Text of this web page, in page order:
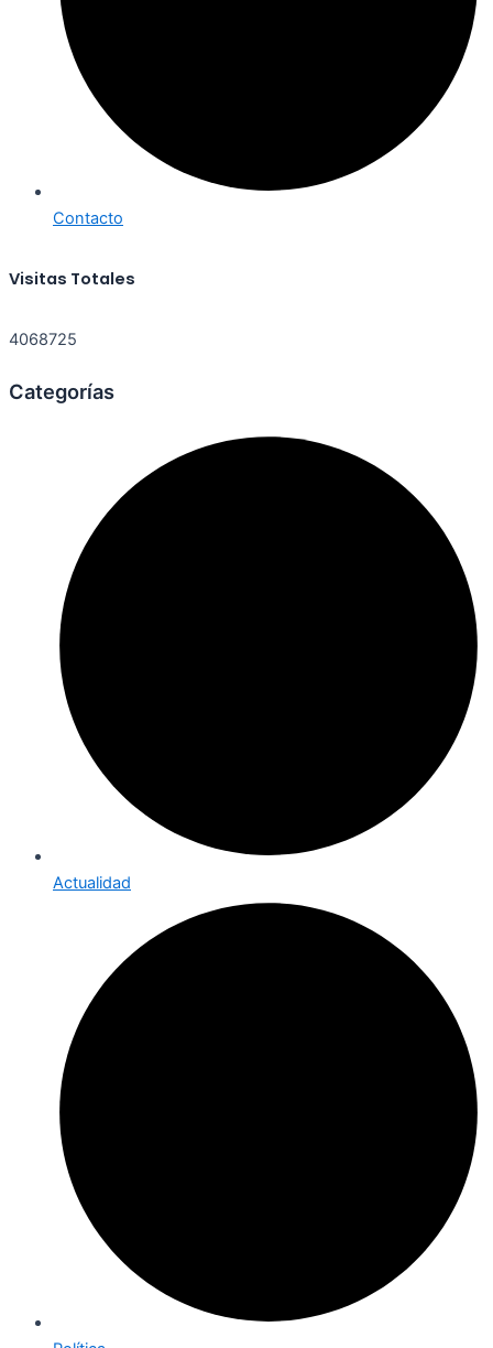
Contacto
Visitas Totales
4068725
Categorías
Actualidad